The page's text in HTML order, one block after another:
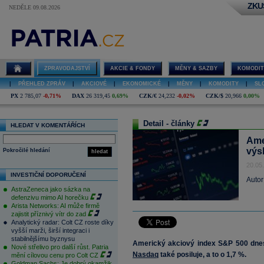
NEDĚLE 09.08.2026
ZPRAVODAJSTVÍ AKCIE & FONDY MĚNY & SAZBY
PŘEHLED ZPRÁV AKCIOVÉ EKONOMICKÉ MĚNY KOMODITY
PX 2 785,07 -0,71% DAX 26 319,45 0,69% CZK/€ 24,232 -0,02% CZK/$ 20,966 0,00%
HLEDAT V KOMENTÁŘÍCH
hledat
Pokročilé hledání
INVESTIČNÍ DOPORUČENÍ
AstraZeneca jako sázka na
defenzivu mimo AI horečku
Arista Networks: AI může firmě
zajistit příznivý vítr do zad
Analytický radar: Colt CZ roste díky
vyšší marži, širší integraci i
stabilnějšímu byznysu
Nové střelivo pro další růst. Patria
mění cílovou cenu pro Colt CZ
Detail - články
Americký akciový index S&P 500
Nasdaq také posiluje, a to o 1,7 %.